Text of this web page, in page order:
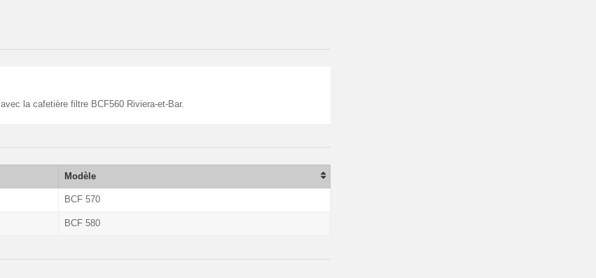
avec la cafetière filtre BCF560 Riviera-et-Bar.
Modèle
BCF 570
BCF 580